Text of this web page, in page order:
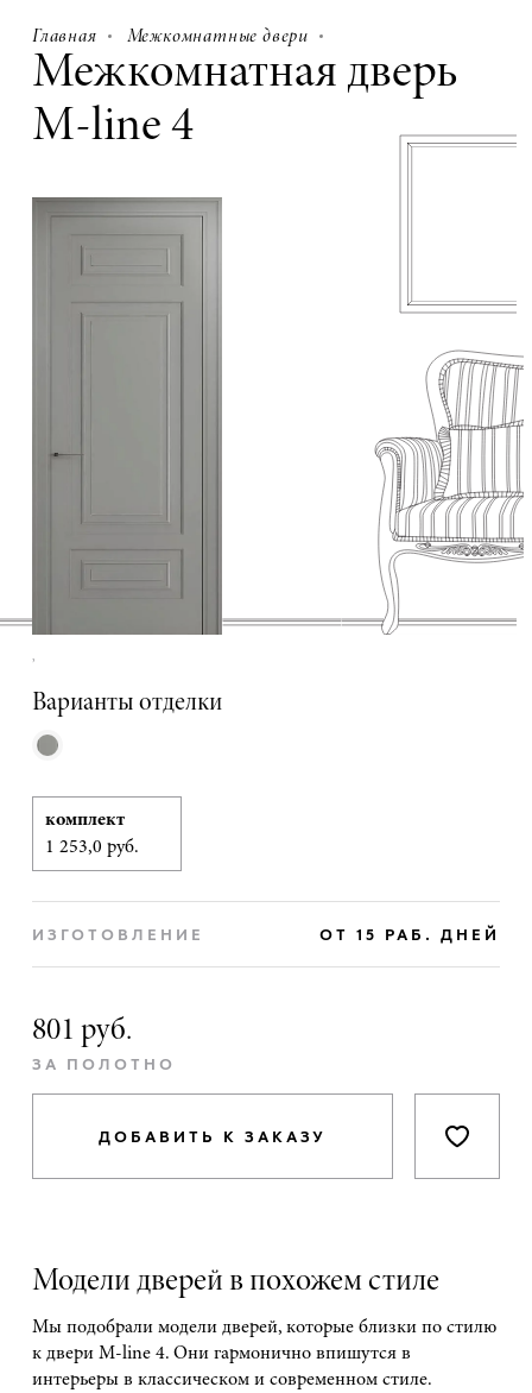
ИЗГОТОВЛЕНИЕ ОТ 15 РАБ. ДНЕЙ
801 руб.
ЗА ПОЛОТНО
ДОБАВИТЬ К ЗАКАЗУ
Главная Межкомнатные двери
Межкомнатная дверь
M-line 4
,
Варианты отделки
комплект
1 253,0 руб.
Модели дверей в похожем стиле
Мы подобрали модели дверей, которые близки по стилю
к двери M-line 4. Они гармонично впишутся в
интерьеры в классическом и современном стиле.